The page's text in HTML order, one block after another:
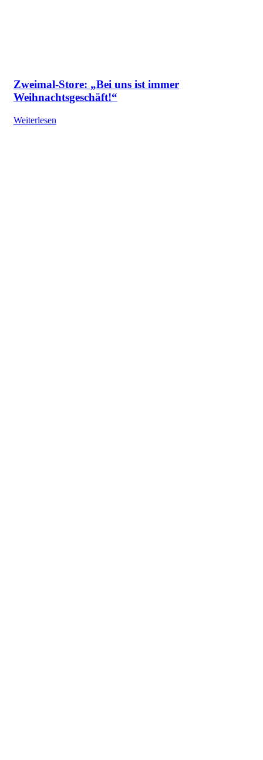
Zweimal-Store: „Bei uns ist immer
Weihnachtsgeschäft!“
Weiterlesen